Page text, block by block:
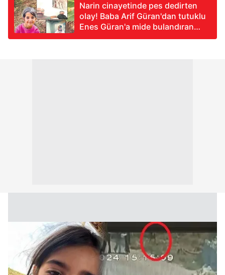
Narin cinayetinde pes dedirten
olay! Baba Arif Güran'dan tutuklu
Enes Güran'a mide bulandıran
nasihat: Kendini dik yap, dik tut